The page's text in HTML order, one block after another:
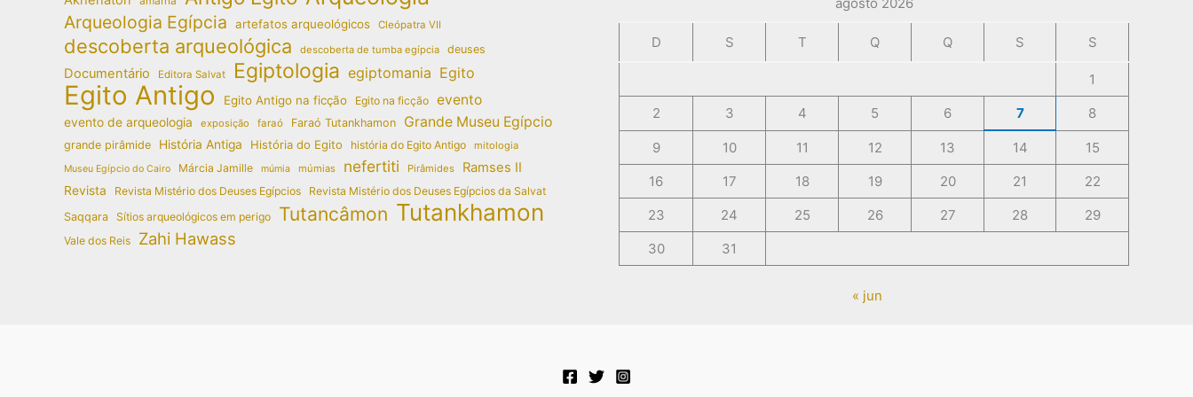
Arqueologia Egípcia artefatos arqueológicos Cleópatra VII
descoberta arqueológica descoberta de tumba egípcia deuses
Documentário Editora Salvat Egiptologia egiptomania Egito
Egito Antigo Egito Antigo na ficção Egito na ficção evento
evento de arqueologia exposição faraó Faraó Tutankhamon Grande Museu Egípcio
grande pirâmide História Antiga História do Egito história do Egito Antigo mitologia
Museu Egípcio do Cairo Márcia Jamille múmia múmias nefertiti Pirâmides Ramses II
Revista Revista Mistério dos Deuses Egípcios
Revista Mistério dos Deuses Egípcios da Salvat
Saqqara Sítios arqueológicos em perigo Tutancâmon Tutankhamon
Vale dos Reis Zahi Hawass
D S T Q Q S S
1
2
3 4 5 6 7 8
9 10 11 12 13 14
15
16
17 18 19 20 21
22
23
24 25 26 27 28
29
30
31
« jun